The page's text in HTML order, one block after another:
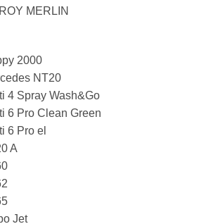
MERLIN
2000
NT20
4 Spray Wash&Go
6 Pro Clean Green
6 Pro el
A
Jet